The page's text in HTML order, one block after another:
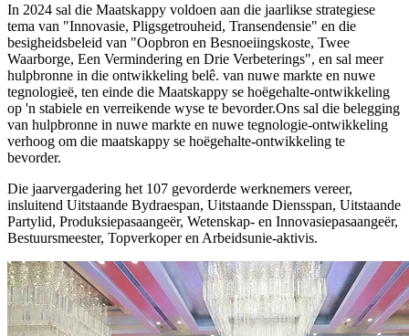
In 2024 sal die Maatskappy voldoen aan die jaarlikse strategiese
tema van "Innovasie, Pligsgetrouheid, Transendensie" en die
besigheidsbeleid van "Oopbron en Besnoeiingskoste, Twee
Waarborge, Een Vermindering en Drie Verbeterings", en sal meer
hulpbronne in die ontwikkeling belê. van nuwe markte en nuwe
tegnologieë, ten einde die Maatskappy se hoëgehalte-ontwikkeling
op 'n stabiele en verreikende wyse te bevorder.Ons sal die belegging
van hulpbronne in nuwe markte en nuwe tegnologie-ontwikkeling
verhoog om die maatskappy se hoëgehalte-ontwikkeling te
bevorder.
Die jaarvergadering het 107 gevorderde werknemers vereer,
insluitend Uitstaande Bydraespan, Uitstaande Diensspan, Uitstaande
Partylid, Produksiepasaangeër, Wetenskap- en Innovasiepasaangeër,
Bestuursmeester, Topverkoper en Arbeidsunie-aktivis.